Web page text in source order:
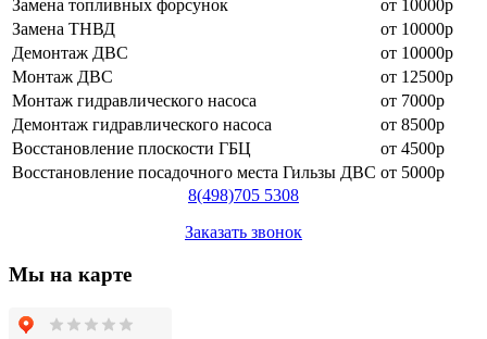
Замена топливных форсунок
от 10000р
Замена ТНВД
от 10000р
Демонтаж ДВС
от 10000р
Монтаж ДВС
от 12500р
Монтаж гидравлического насоса
от 7000р
Демонтаж гидравлического насоса
от 8500р
Восстановление плоскости ГБЦ
от 4500р
Восстановление посадочного места Гильзы ДВС от 5000р
8(498)705 5308
Заказать звонок
Мы на карте